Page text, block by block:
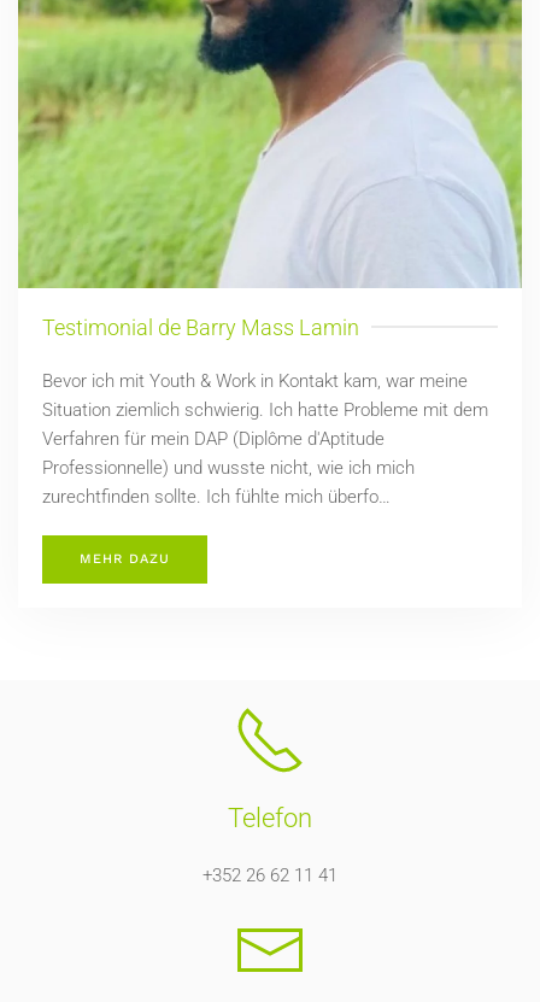
Testimonial de Barry Mass Lamin
Bevor ich mit Youth & Work in Kontakt kam, war meine
Situation ziemlich schwierig. Ich hatte Probleme mit dem
Verfahren für mein DAP (Diplôme d'Aptitude
Professionnelle) und wusste nicht, wie ich mich
zurechtfinden sollte. Ich fühlte mich überfo…
MEHR DAZU
Telefon
+352 26 62 11 41